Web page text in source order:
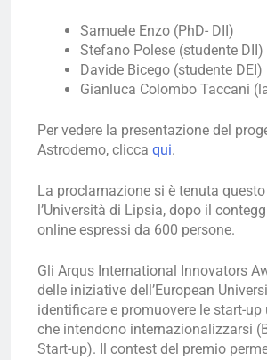
Samuele Enzo (PhD- DII)
Stefano Polese (studente DII)
Davide Bicego (studente DEI)
Gianluca Colombo Taccani
Per vedere la presentazione del
Astrodemo, clicca qui.
La proclamazione si è tenuta
l’Università di Lipsia, dopo il
online espressi da 600 persone.
Gli Arqus International Innovators
delle iniziative dell’European
identificare e promuovere le start-up
che intendono internazionalizzarsi
Start-up). Il contest del premio